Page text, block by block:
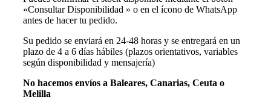
«Consultar Disponibilidad » o en el ícono de WhatsApp
antes de hacer tu pedido.
Su pedido se enviará en 24-48 horas y se entregará en un
plazo de 4 a 6 días hábiles (plazos orientativos, variables
según disponibilidad y mensajería)
No hacemos envíos a Baleares, Canarias, Ceuta o
Melilla